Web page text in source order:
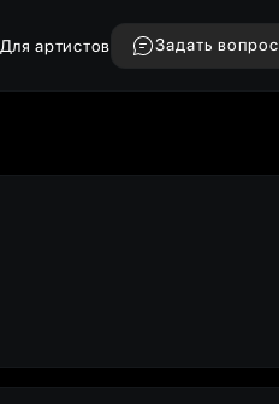
Для артистов Задать вопрос